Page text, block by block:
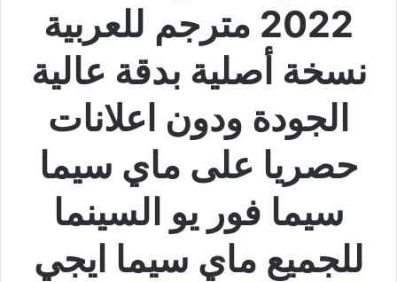
2022 مترجم للعربية
نسخة أصلية بدقة عالية
الجودة ودون اعلانات
حصريا على ماي سيما
سيما فور يو السينما
للجميع ماي سيما ايجي